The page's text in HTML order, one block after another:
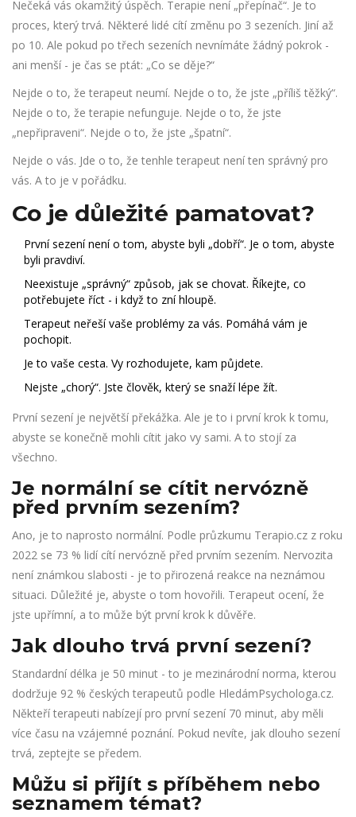
Nečeká vás okamžitý úspěch. Terapie není „přepínač“. Je to
proces, který trvá. Některé lidé cítí změnu po 3 sezeních. Jiní až
po 10. Ale pokud po třech sezeních nevnímáte žádný pokrok -
ani menší - je čas se ptát: „Co se děje?“
Nejde o to, že terapeut neumí. Nejde o to, že jste „příliš těžký“.
Nejde o to, že terapie nefunguje. Nejde o to, že jste
„nepřipraveni“. Nejde o to, že jste „špatní“.
Nejde o vás. Jde o to, že tenhle terapeut není ten správný pro
vás. A to je v pořádku.
Co je důležité pamatovat?
První sezení není o tom, abyste byli „dobří“. Je o tom, abyste
byli pravdiví.
Neexistuje „správný“ způsob, jak se chovat. Říkejte, co
potřebujete říct - i když to zní hloupě.
Terapeut neřeší vaše problémy za vás. Pomáhá vám je
pochopit.
Je to vaše cesta. Vy rozhodujete, kam půjdete.
Nejste „chorý“. Jste člověk, který se snaží lépe žít.
První sezení je největší překážka. Ale je to i první krok k tomu,
abyste se konečně mohli cítit jako vy sami. A to stojí za
všechno.
Je normální se cítit nervózně
před prvním sezením?
Ano, je to naprosto normální. Podle průzkumu Terapio.cz z roku
2022 se 73 % lidí cítí nervózně před prvním sezením. Nervozita
není známkou slabosti - je to přirozená reakce na neznámou
situaci. Důležité je, abyste o tom hovořili. Terapeut ocení, že
jste upřímní, a to může být první krok k důvěře.
Jak dlouho trvá první sezení?
Standardní délka je 50 minut - to je mezinárodní norma, kterou
dodržuje 92 % českých terapeutů podle HledámPsychologa.cz.
Někteří terapeuti nabízejí pro první sezení 70 minut, aby měli
více času na vzájemné poznání. Pokud nevíte, jak dlouho sezení
trvá, zeptejte se předem.
Můžu si přijít s příběhem nebo
seznamem témat?